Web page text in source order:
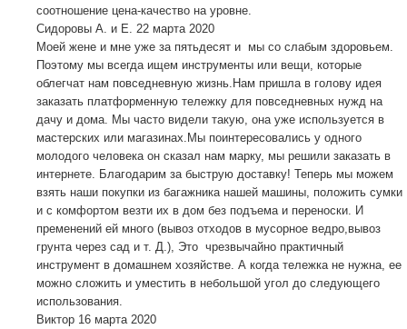
соотношение цена-качество на уровне.
Сидоровы А. и Е.
22 марта 2020
Моей жене и мне уже за пятьдесят и мы со слабым здоровьем.
Поэтому мы всегда ищем инструменты или вещи, которые
облегчат нам повседневную жизнь.Нам пришла в голову идея
заказать платформенную тележку для повседневных нужд на
дачу и дома. Мы часто видели такую, она уже используется в
мастерских или магазинах.Мы поинтересовались у одного
молодого человека он сказал нам марку, мы решили заказать в
интернете. Благодарим за быструю доставку! Теперь мы можем
взять наши покупки из багажника нашей машины, положить сумки
и с комфортом везти их в дом без подъема и переноски. И
пременений ей много (вывоз отходов в мусорное ведро,вывоз
грунта через сад и т. Д.), Это чрезвычайно практичный
инструмент в домашнем хозяйстве. А когда тележка не нужна, ее
можно сложить и уместить в небольшой угол до следующего
использования.
Виктор 16 марта 2020